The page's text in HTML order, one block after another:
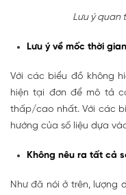
Lưu ý quan
Lưu ý về mốc thời
Với các biểu đồ không
hiện tại đơn để mô tả
thấp/cao nhất. Với các
hướng của số liệu dựa
Không nêu ra tất cả
Như đã nói ở trên, lượng